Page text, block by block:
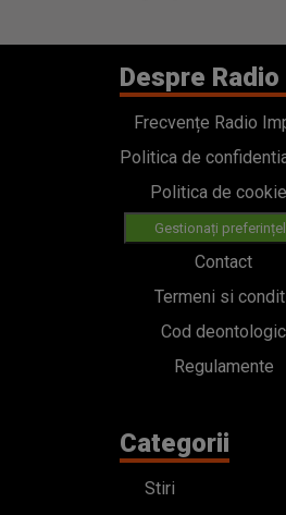
Despre
Frecvențe Radio
Politica de
Politica de
Gestionați
Contact
Termeni si
Cod deontologic
Regulamente
Categorii
Stiri